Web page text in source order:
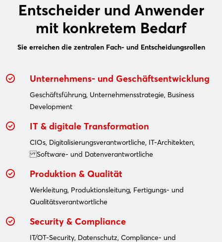
Entscheider und Anwender
mit konkretem Bedarf
Sie erreichen die zentralen Fach- und Entscheidungsrollen
Unternehmens- und Geschäftsentwicklung
Geschäftsführung, Unternehmensstrategie, Business
Development
IT & digitale Transformation
CIOs, Digitalisierungsverantwortliche, IT-Architekten,
Software- und Datenverantwortliche
Produktion & Qualität
Werkleitung, Produktionsleitung, Fertigungs- und
Qualitätsverantwortliche
Security & Compliance
IT/OT-Security, Datenschutz, Compliance- und